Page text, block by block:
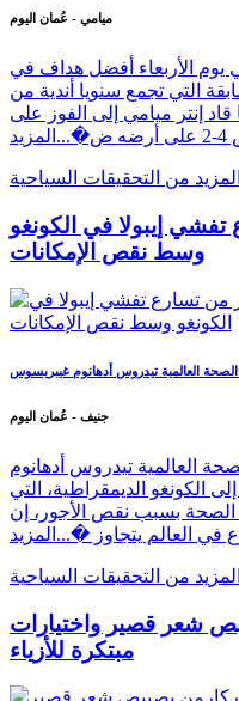
ميامي - عُمان اليوم
يوم الأربعاء أفضل هداف في
التي تجمع سنويا أندية من
قاد إنتر ميامي إلى الفوز على
المزيد
المزيد من التحقيقات السياحية
تفشي إيبولا في الكونغو
وسط نقص الإمكانات
الصحة العالمية تيدروس أدهانوم غيبريسوس
جنيف - عُمان اليوم
العالمية تيدروس أدهانوم
الكونغو الديمقراطية، التي
بسبب نقص الأجور، إن
في العالم يتجاوز �... المزيد
المزيد من التحقيقات السياحية
شعر قصير واختيارات
مبتكرة للأزياء